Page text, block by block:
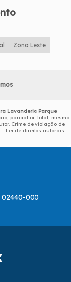
Zona Leste
Lavanderia Parque
parcial ou total, mesmo
Crime de violação de
- Lei de direitos autorais
02440-000